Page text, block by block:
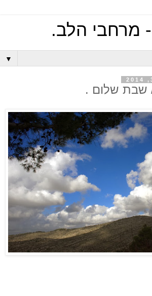
- מרחבי הלב.
▼
שבת שלום .